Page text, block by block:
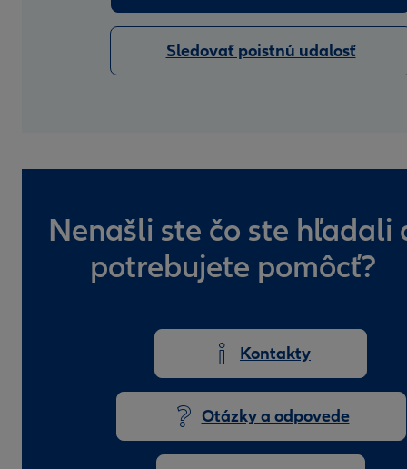
Sledovať poistnú udalosť
Nenašli ste čo ste hľadali
potrebujete pomôcť?
Kontakty
Otázky a odpovede